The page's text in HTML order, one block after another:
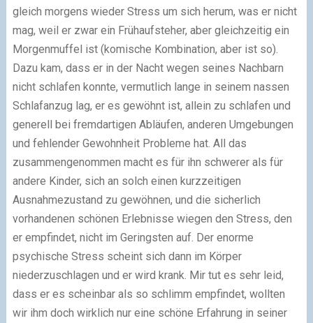
gleich morgens wieder Stress um sich herum, was er nicht
mag, weil er zwar ein Frühaufsteher, aber gleichzeitig ein
Morgenmuffel ist (komische Kombination, aber ist so).
Dazu kam, dass er in der Nacht wegen seines Nachbarn
nicht schlafen konnte, vermutlich lange in seinem nassen
Schlafanzug lag, er es gewöhnt ist, allein zu schlafen und
generell bei fremdartigen Abläufen, anderen Umgebungen
und fehlender Gewohnheit Probleme hat. All das
zusammengenommen macht es für ihn schwerer als für
andere Kinder, sich an solch einen kurzzeitigen
Ausnahmezustand zu gewöhnen, und die sicherlich
vorhandenen schönen Erlebnisse wiegen den Stress, den
er empfindet, nicht im Geringsten auf. Der enorme
psychische Stress scheint sich dann im Körper
niederzuschlagen und er wird krank. Mir tut es sehr leid,
dass er es scheinbar als so schlimm empfindet, wollten
wir ihm doch wirklich nur eine schöne Erfahrung in seiner